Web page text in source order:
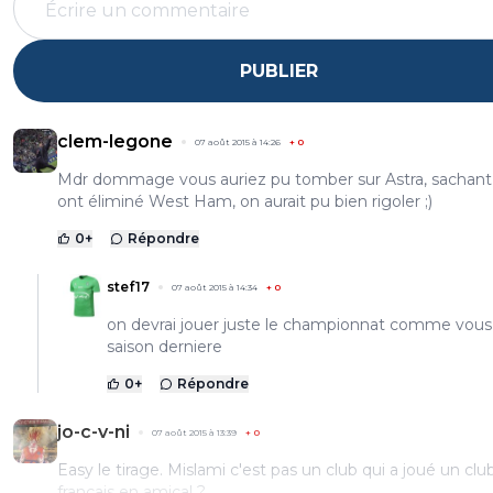
PUBLIER
clem-legone 07 août 2015 à 14:26 + 0
Mdr dommage vous auriez pu tomber sur Astra,
ont éliminé West Ham, on aurait pu bien rigoler ;)
0+ Répondre
stef17 07 août 2015 à 14:34 + 0
on devrai jouer juste le championnat comme
saison derniere
0+ Répondre
jo-c-v-ni 07 août 2015 à 13:39 + 0
Easy le tirage. Mislami c'est pas un club qui a joué un